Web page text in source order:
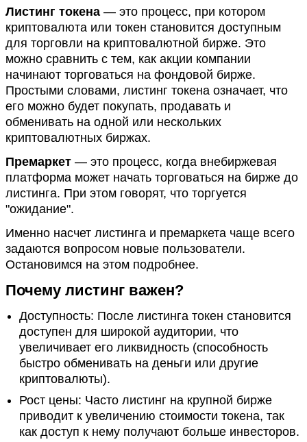
Листинг токена — это процесс, при котором
криптовалюта или токен становится доступным
для торговли на криптовалютной бирже. Это
можно сравнить с тем, как акции компании
начинают торговаться на фондовой бирже.
Простыми словами, листинг токена означает, что
его можно будет покупать, продавать и
обменивать на одной или нескольких
криптовалютных биржах.
Премаркет — это процесс, когда внебиржевая
платформа может начать торговаться на бирже до
листинга. При этом говорят, что торгуется
"ожидание".
Именно насчет листинга и премаркета чаще всего
задаются вопросом новые пользователи.
Остановимся на этом подробнее.
Почему листинг важен?
Доступность: После листинга токен становится
доступен для широкой аудитории, что
увеличивает его ликвидность (способность
быстро обменивать на деньги или другие
криптовалюты).
Рост цены: Часто листинг на крупной бирже
приводит к увеличению стоимости токена, так
как доступ к нему получают больше инвесторов.